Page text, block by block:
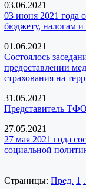
03.06.2021
03 июня 2021 года
бюджету, налогам
01.06.2021
Состоялось
предоставлении
страхования на
31.05.2021
Представитель
27.05.2021
27 мая 2021 года
социальной
Страницы: Пред. 1